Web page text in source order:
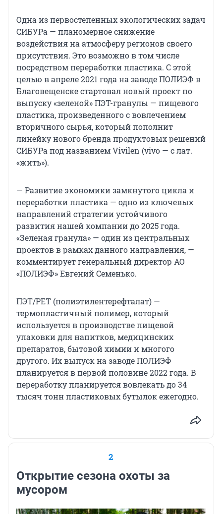
Одна из первостепенных экологических задач
СИБУРа — планомерное снижение
воздействия на атмосферу регионов своего
присутствия. Это возможно в том числе
посредством переработки пластика. С этой
целью в апреле 2021 года на заводе ПОЛИЭФ в
Благовещенске стартовал новый проект по
выпуску «зеленой» ПЭТ-гранулы — пищевого
пластика, произведенного с вовлечением
вторичного сырья, который пополнит
линейку нового бренда продуктовых решений
СИБУРа под названием Vivilen (vivo — с лат.
«жить»).
— Развитие экономики замкнутого цикла и
переработки пластика — одно из ключевых
направлений стратегии устойчивого
развития нашей компании до 2025 года.
«Зеленая гранула» — один из центральных
проектов в рамках данного направления, —
комментирует генеральный директор АО
«ПОЛИЭФ» Евгений Семенько.
ПЭТ/PET (полиэтилентерефталат) —
термопластичный полимер, который
используется в производстве пищевой
упаковки для напитков, медицинских
препаратов, бытовой химии и многого
другого. Их выпуск на заводе ПОЛИЭФ
планируется в первой половине 2022 года. В
переработку планируется вовлекать до 34
тысяч тонн пластиковых бутылок ежегодно.
2
Открытие сезона охоты за
мусором